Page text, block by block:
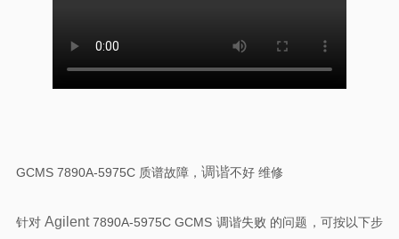
GCMS 7890A-5975C 质谱故障， 调谐不好 维修
针对Agilent7890A-5975C GCMS 调谐失败 的问题，可按以下步